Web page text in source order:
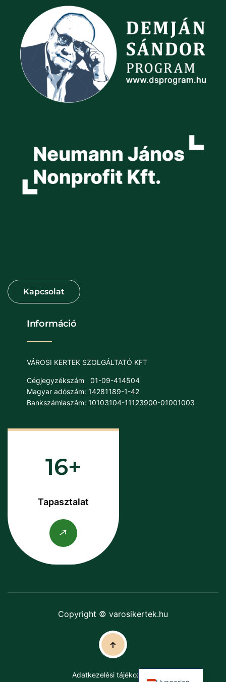
Információ
VÁROSI KERTEK SZOLGÁLTATÓ KFT
Cégjegyzékszám
01-09-414504
Magyar adószám: 14281189-1-42
Bankszámlaszám: 10103104-11123900-01001003
16
Tapasztalat
Copyright © varosikertek.hu
Adatkezelési tájékoztató